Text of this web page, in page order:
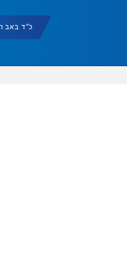
כ"ד באב תשפ"ו